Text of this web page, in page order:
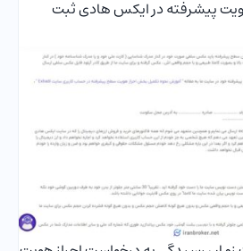
پیشرفته در ایکس هادی ثبت